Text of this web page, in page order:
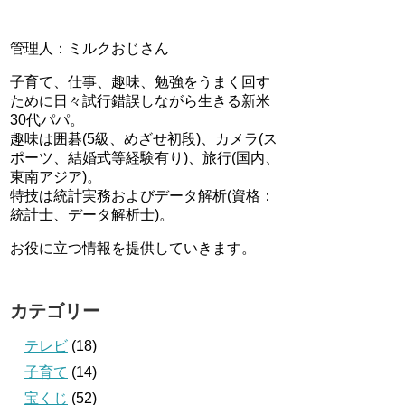
管理人：ミルクおじさん
子育て、仕事、趣味、勉強をうまく回す
ために日々試行錯誤しながら生きる新米
30代パパ。
趣味は囲碁(5級、めざせ初段)、カメラ(ス
ポーツ、結婚式等経験有り)、旅行(国内、
東南アジア)。
特技は統計実務およびデータ解析(資格：
統計士、データ解析士)。
お役に立つ情報を提供していきます。
カテゴリー
テレビ (18)
子育て (14)
宝くじ (52)